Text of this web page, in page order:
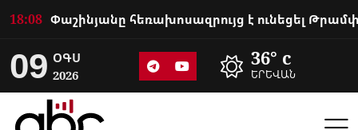
18:08
09 ՕԳՍ
2026
36° c
ԵՐԵՎԱՆ